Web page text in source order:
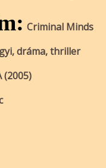
Criminal Minds
dráma, thriller
(2005)